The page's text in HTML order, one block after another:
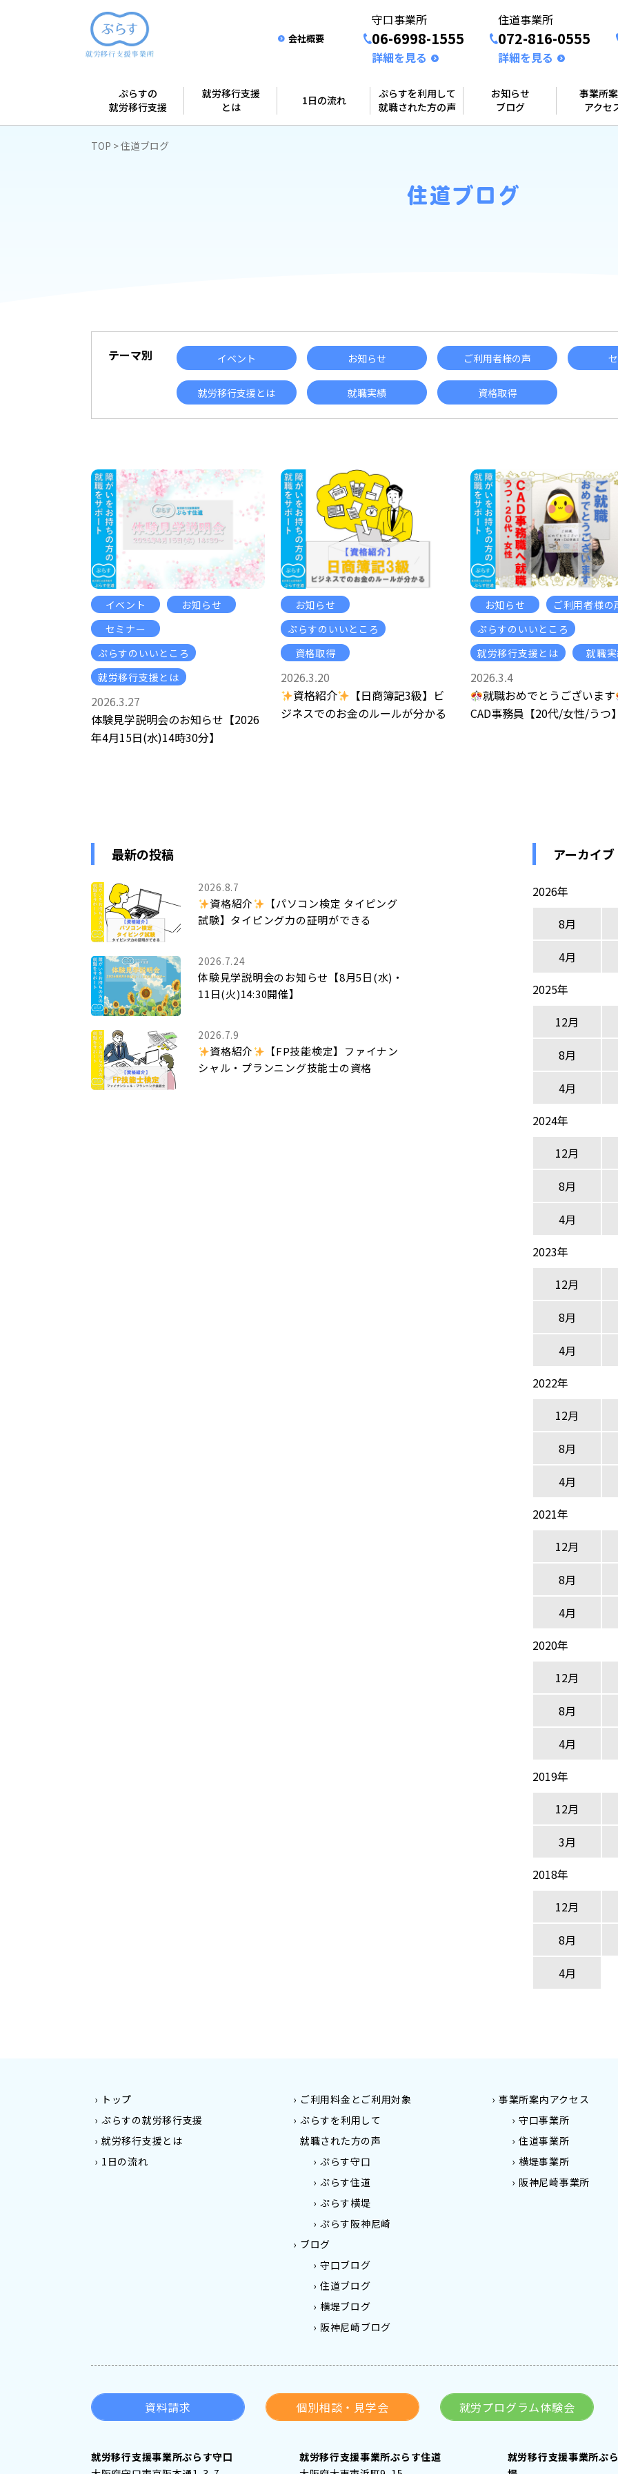
会社概要
守口事業所
06-6998-1555
詳細を見る
住道事業所
072-816-0555
詳細を見る
ぷらすの
就労移行支援
就労移行支援
とは
1日の流れ
ぷらすを利用して
就職された方の声
お知らせ
ブログ
事業所
アクセ
TOP 住道ブログ
住道ブログ
テーマ別 イベント お知らせ ご利用者様の声
就労移行支援とは 就職実績 資格取得
イベント
お知らせ
セミナー
ぷらすのいいところ
就労移行支援とは
2026.3.27
体験見学説明会のお知らせ【2026
年4月15日(水)14時30分】
お知らせ
ぷらすのいいところ
資格取得
2026.3.20
資格紹介
【日商簿記3級】ビ
ジネスでのお金のルールが分かる
お知らせ
ご利用者様の
ぷらすのいいところ
就労移行支援とは
就職
2026.3.4
就職おめでとうございます
CAD事務員【20代/女性/うつ】
最新の投稿
2026.8.7
資格紹介
【パソコン検定 タイピング
試験】タイピング力の証明ができる
2026.7.24
体験見学説明会のお知らせ【8月5日(水)・
11日(火)14:30開催】
2026.7.9
資格紹介
【FP技能検定】ファイナン
シャル・プランニング技能士の資格
アーカイブ
2026年
8月
4月
2025年
12月
8月
4月
2024年
12月
8月
4月
2023年
12月
8月
4月
2022年
12月
8月
4月
2021年
12月
8月
4月
2020年
12月
8月
4月
2019年
12月
3月
2018年
12月
8月
4月
トップ
ぷらすの就労移行支援
就労移行支援とは
1日の流れ
ご利用料金とご利用対象
ぷらすを利用して
就職された方の声
ぷらす守口
ぷらす住道
ぷらす横堤
ぷらす阪神尼崎
ブログ
守口ブログ
住道ブログ
横堤ブログ
阪神尼崎ブログ
事業所案内アクセス
守口事業所
住道事業所
横堤事業所
阪神尼崎事業所
資料請求 個別相談・見学会 就労プログラム体験会
就労移行支援事業所ぷらす守口
就労移行支援事業所ぷらす住道
就労移行支援事業所ぷ